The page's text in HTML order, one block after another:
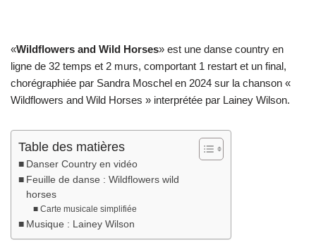
«Wildflowers and Wild Horses» est une danse country en
ligne de 32 temps et 2 murs, comportant 1 restart et un final,
chorégraphiée par Sandra Moschel en 2024 sur la chanson «
Wildflowers and Wild Horses » interprétée par Lainey Wilson.
Table des matières
Danser Country en vidéo
Feuille de danse : Wildflowers wild
horses
Carte musicale simplifiée
Musique : Lainey Wilson